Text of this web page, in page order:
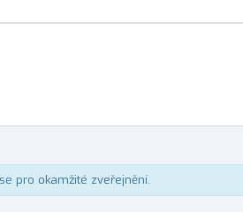
pro okamžité zveřejnění.